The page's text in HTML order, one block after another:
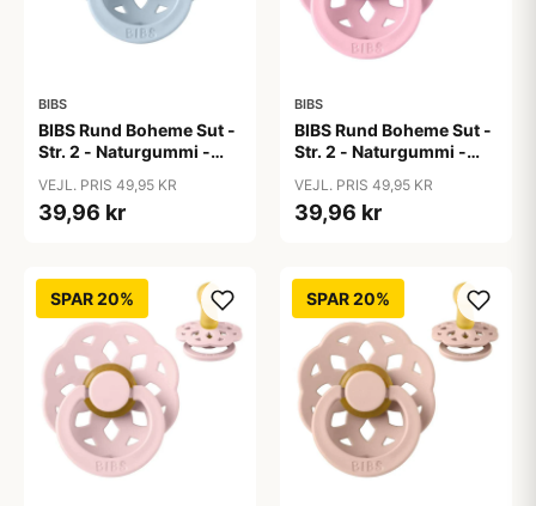
BIBS
BIBS Rund Boheme Sut -
Str. 2 - Naturgummi -
VEJL. PRIS 49,95 KR
39,96 kr
BIBS
BIBS Rund Boheme Sut -
Str. 2 - Naturgummi -
VEJL. PRIS 49,95 KR
39,96 kr
SPAR 20% SPAR 20%